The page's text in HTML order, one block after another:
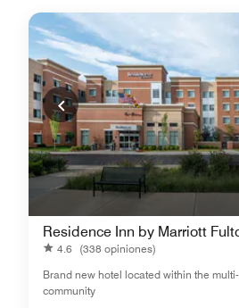
Residence Inn by Marriott
4.6 (338 opiniones)
Brand new hotel located within the
community